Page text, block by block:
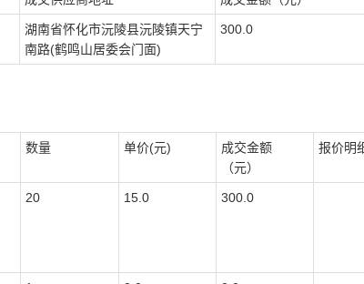
湖南省怀化市沅陵县沅陵镇天宁
南路(鹤鸣山居委会门面)
300.0
数量 单价(元)
成交金额
（元）
报价明
20 15.0 300.0